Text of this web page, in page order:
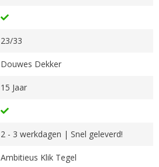
23/33
Douwes Dekker
15 Jaar
2 - 3 werkdagen | Snel geleverd!
Ambitieus Klik Tegel